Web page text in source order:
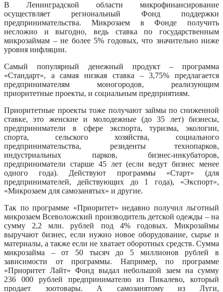
В Ленинградской области микрофинансирование
осуществляет региональный Фонд поддержки
предпринимательства. Микрозаем в Фонде получить
несложно и выгодно, ведь ставка по государственным
микрозаймам – не более 5% годовых, что значительно ниже
уровня инфляции.
Самый популярный денежный продукт – программа
«Стандарт», а самая низкая ставка – 3,75% предлагается
предпринимателям моногородов, реализующим
приоритетные проекты, и социальным предприятиям.
Приоритетные проекты тоже получают займы по сниженной
ставке, это женские и молодежные (до 35 лет) бизнесы,
предприниматели в сфере экспорта, туризма, экологии,
спорта, сельского хозяйства, социального
предпринимательства, резиденты технопарков,
индустриальных парков, бизнес-инкубаторов,
предприниматели старше 45 лет (если ведут бизнес менее
одного года). Действуют программы «Старт» (для
предпринимателей, действующих до 1 года), «Экспорт»,
«Микрозаем для самозанятых» и другие.
Так по программе «Приоритет» недавно получил льготный
микрозаем Всеволожский производитель детской одежды – на
сумму 2,2 млн. рублей под 4% годовых. Микрозаймы
выручают бизнес, если нужно новое оборудование, сырье и
материалы, а также если не хватает оборотных средств. Сумма
микрозайма – от 50 тысяч до 5 миллионов рублей в
зависимости от программы. Например, по программе
«Приоритет Лайт» Фонд выдал небольшой заем на сумму
236 000 рублей предпринимателю из Пикалево, который
продает зоотовары. А самозанятому из Луги,